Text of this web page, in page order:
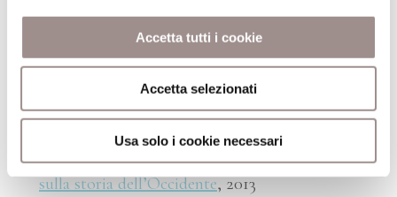
Accetta tutti i cookie
Accetta selezionati
Usa solo i cookie necessari
Sapere : opinione e conoscenza nella filosofia greca
, conferenza tenuta presso la Fondazione
Collegio San Carlo il 5 ottobre 2012
Gennaro Sasso,La verità, l’opinione,
1999
Emanuele Severino,La potenza dell’errare:
sulla storia dell’Occidente, 2013